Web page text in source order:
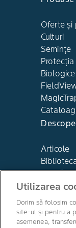
Oferte și
Culturi
Semințe
Biologice
Articole
Noutăți
Utilizarea
Dorim să folosim
site-ul și pentru a
asemenea,